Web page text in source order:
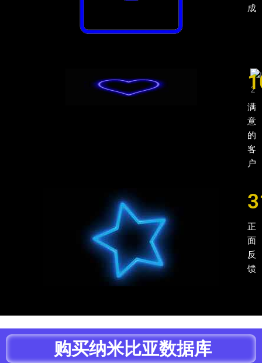
成
满
意
的
客
户
正
面
反
馈
购买纳米比亚数据库